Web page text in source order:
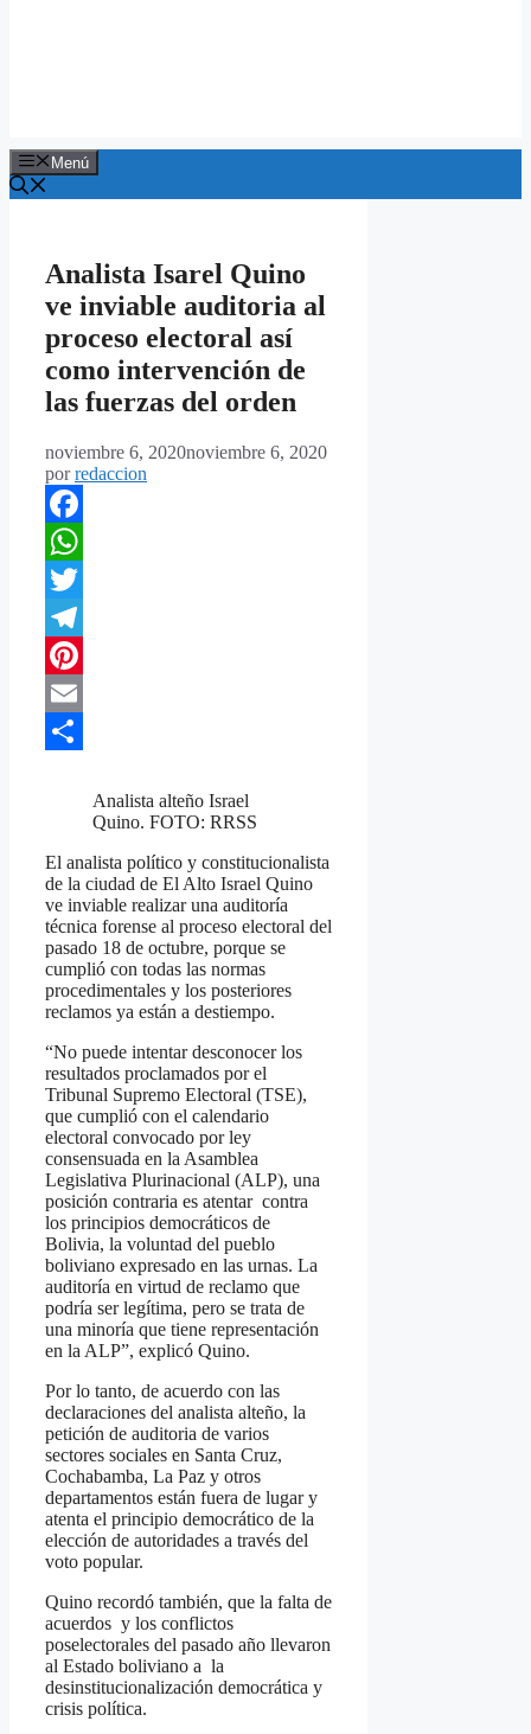
Menú
Analista Isarel Quino
ve inviable auditoria al
proceso electoral así
como intervención de
las fuerzas del orden
noviembre 6, 2020noviembre 6, 2020
porredaccion
Facebook
WhatsApp
Twitter
Telegram
Pinterest
Email
Analista alteño Israel
Quino. FOTO: RRSS
El analista político y constitucionalista
de la ciudad de El Alto Israel Quino
ve inviable realizar una auditoría
técnica forense al proceso electoral del
pasado 18 de octubre, porque se
cumplió con todas las normas
procedimentales y los posteriores
reclamos ya están a destiempo.
“No puede intentar desconocer los
resultados proclamados por el
Tribunal Supremo Electoral (TSE),
que cumplió con el calendario
electoral convocado por ley
consensuada en la Asamblea
Legislativa Plurinacional (ALP), una
posición contraria es atentar contra
los principios democráticos de
Bolivia, la voluntad del pueblo
boliviano expresado en las urnas. La
auditoría en virtud de reclamo que
podría ser legítima, pero se trata de
una minoría que tiene representación
en la ALP”, explicó Quino.
Por lo tanto, de acuerdo con las
declaraciones del analista alteño, la
petición de auditoria de varios
sectores sociales en Santa Cruz,
Cochabamba, La Paz y otros
departamentos están fuera de lugar y
atenta el principio democrático de la
elección de autoridades a través del
voto popular.
Quino recordó también, que la falta de
acuerdos y los conflictos
poselectorales del pasado año llevaron
al Estado boliviano a la
desinstitucionalización democrática y
crisis política.